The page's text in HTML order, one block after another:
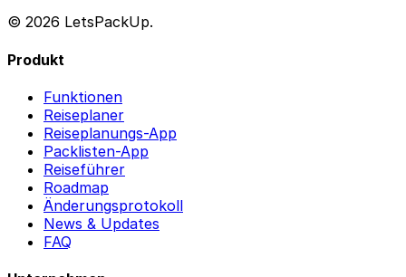
© 2026 LetsPackUp.
Produkt
Funktionen
Reiseplaner
Reiseplanungs-App
Packlisten-App
Reiseführer
Roadmap
Änderungsprotokoll
News & Updates
FAQ